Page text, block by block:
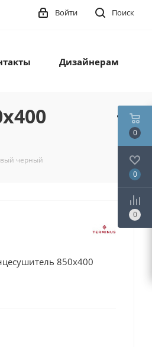
Поиск
Войти
Дизайнерам
черный
850х400
0
0
0